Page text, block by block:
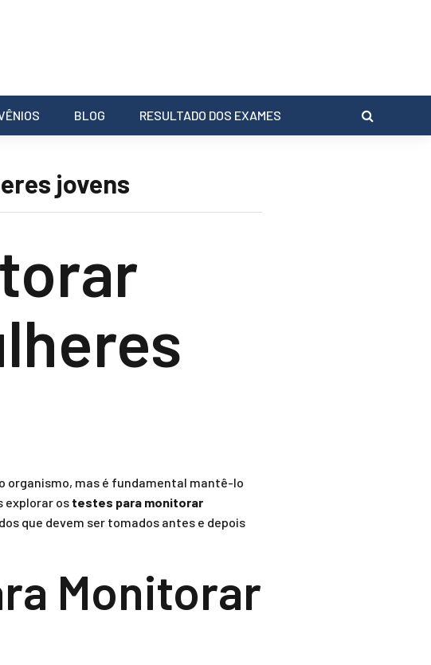
BLOG RESULTADO DOS EXAMES
jovens
organismo, mas é fundamental mantê-lo
explorar os testes para monitorar
que devem ser tomados antes e depois
Monitorar